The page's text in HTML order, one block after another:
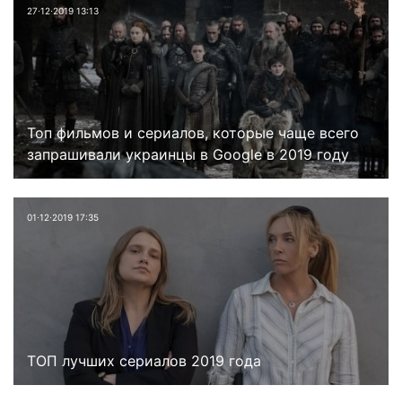
27⋅12⋅2019 13:13
Топ фильмов и сериалов, которые чаще всего
запрашивали украинцы в Google в 2019 году
01⋅12⋅2019 17:35
ТОП лучших сериалов 2019 года